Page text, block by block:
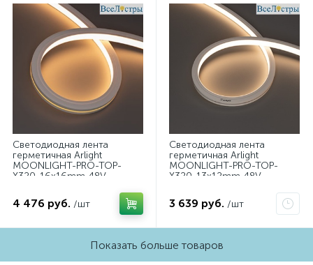
Светодиодная лента
герметичная Arlight
MOONLIGHT-PRO-TOP-
X320-16x16mm 48V
30m, wire x2) (Вывод
боковой) 061068
4 476 руб. /шт
Светодиодная лента
герметичная Arlight
MOONLIGHT-PRO-TOP-
X320-13x12mm 48V
30m, wire x2) (Вывод
боковой) 061055
3 639 руб. /шт
Показать больше товаров